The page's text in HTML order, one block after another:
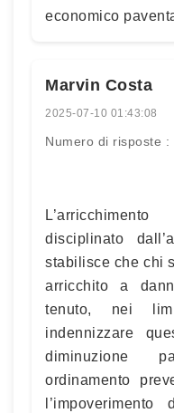
economico
Marvin Costa
2025-07-10 01:43:08
Numero di risposte :
disciplinato
stabilisce che chi
arricchito a
tenuto, nei
indennizzare
diminuzione
ordinamento